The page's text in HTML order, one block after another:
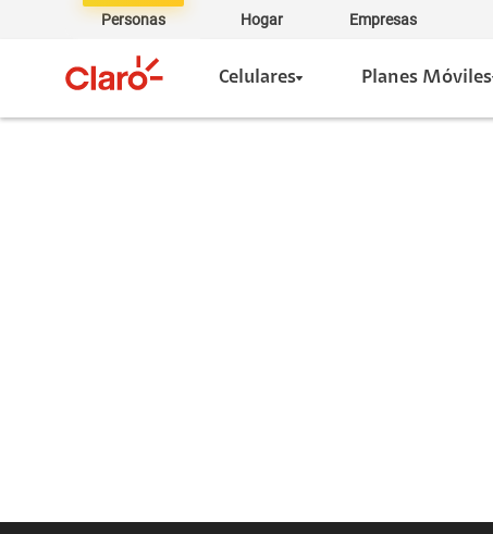
Personas Hogar Empresas
Celulares Planes Móviles